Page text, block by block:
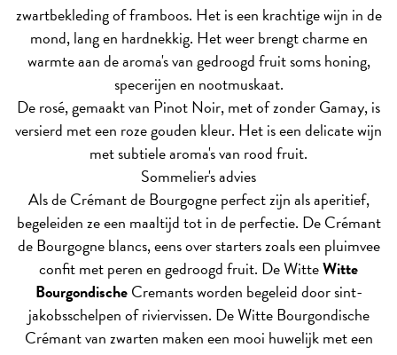
zwartbekleding of framboos. Het is een krachtige wijn in de
mond, lang en hardnekkig. Het weer brengt charme en
warmte aan de aroma's van gedroogd fruit soms honing,
specerijen en nootmuskaat.
De rosé, gemaakt van Pinot Noir, met of zonder Gamay, is
versierd met een roze gouden kleur. Het is een delicate wijn
met subtiele aroma's van rood fruit.
Sommelier's advies
Als de Crémant de Bourgogne perfect zijn als aperitief,
begeleiden ze een maaltijd tot in de perfectie. De Crémant
de Bourgogne blancs, eens over starters zoals een pluimvee
confit met peren en gedroogd fruit. De WitteWitte
BourgondischeCremants worden begeleid door sint-
jakobsschelpen of riviervissen. De Witte Bourgondische
Crémant van zwarten maken een mooi huwelijk met een